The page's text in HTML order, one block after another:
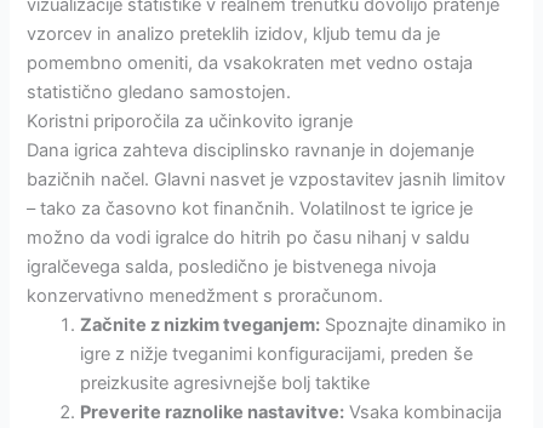
vizualizacije statistike v realnem trenutku dovolijo pratenje
vzorcev in analizo preteklih izidov, kljub temu da je
pomembno omeniti, da vsakokraten met vedno ostaja
statistično gledano samostojen.
Koristni priporočila za učinkovito igranje
Dana igrica zahteva disciplinsko ravnanje in dojemanje
bazičnih načel. Glavni nasvet je vzpostavitev jasnih limitov
– tako za časovno kot finančnih. Volatilnost te igrice je
možno da vodi igralce do hitrih po času nihanj v saldu
igralčevega salda, posledično je bistvenega nivoja
konzervativno menedžment s proračunom.
Začnite z nizkim tveganjem: Spoznajte dinamiko in
igre z nižje tveganimi konfiguracijami, preden še
preizkusite agresivnejše bolj taktike
Preverite raznolike nastavitve: Vsaka kombinacija